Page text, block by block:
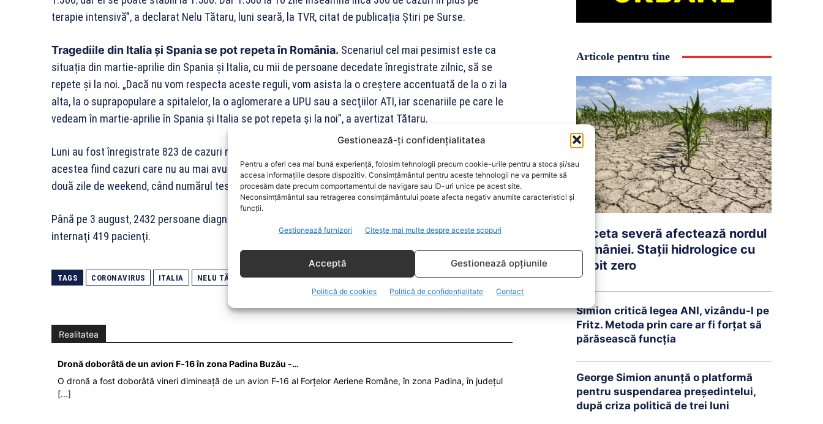
Gestionează-ți confidențialitatea
Pentru a oferi cea mai bună experiență, folosim tehnologii precum cookie-urile pentru a stoca și/sau
accesa informațiile despre dispozitiv. Consimțământul pentru aceste tehnologii ne va permite să
procesăm date precum comportamentul de navigare sau ID-uri unice pe acest site.
Neconsimțământul sau retragerea consimțământului poate afecta negativ anumite caracteristici și
funcții.
Gestionează furnizori Citește mai multe despre aceste scopuri
Acceptă Gestionează opțiunile
Politică de cookies Politică de confidențialitate Contact
terapie intensivă”, a declarat Nelu Tătaru, luni seară, la TVR, citat de publicația Știri pe Surse.
Tragediile din Italia și Spania se pot repeta în România. Scenariul cel mai pesimist este ca
situația din martie-aprilie din Spania și Italia, cu mii de persoane decedate înregistrate zilnic, să se
repete și la noi. „Dacă nu vom respecta aceste reguli, vom asista la o creştere accentuată de la o zi la
alta, la o suprapopulare a spitalelor, la o aglomerare a UPU sau a secţiilor ATI, iar scenariile pe care le
vedeam în martie-aprilie în Spania şi Italia se pot repeta şi la noi”, a avertizat Tătaru.
Luni au fost înregistrate 823 de cazuri noi de persoane infectate cu SARS – CoV – 2 (COVID – 19),
acestea fiind cazuri care nu au mai avut anterior un test pozitiv. Însă raportarea oficială a venit după
două zile de weekend, când numărul testelor efectuate este mic.
Până pe 3 august, 2432 persoane diagnosticate cu infecţie cu COVID-19 au decedat, iar la ATI sunt
internaţi 419 pacienţi.
TAGS CORONAVIRUS ITALIA NELU TĂTARU SPANIA
Realitatea
Dronă doborâtă de un avion F‑16 în zona Padina Buzău -…
O dronă a fost doborâtă vineri dimineață de un avion F‑16 al Forțelor Aeriene Române, în zona Padina, în județul
[...]
Articole pentru tine
Seceta severă afectează nordul
României. Stații hidrologice cu
debit zero
Simion critică legea ANI, vizându-l pe
Fritz. Metoda prin care ar fi forțat să
părăsească funcția
George Simion anunță o platformă
pentru suspendarea președintelui,
după criza politică de trei luni